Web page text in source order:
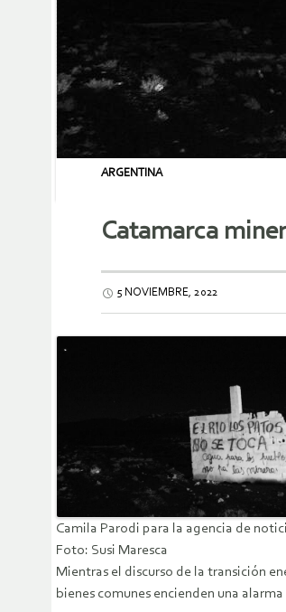
ARGENTINA
Catamarca
5 NOVIEMBRE, 2022
Camila Parodi para la agencia de
Foto: Susi Maresca
Mientras el discurso de la transición
bienes comunes encienden una